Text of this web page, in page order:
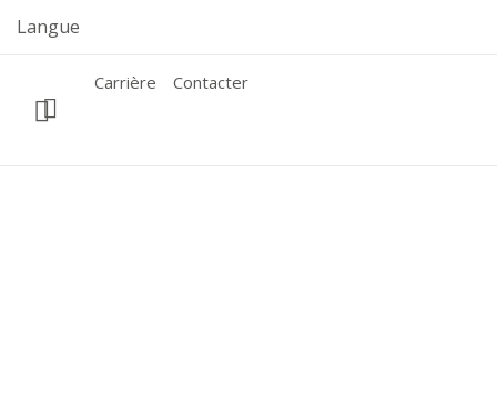
Langue
Carrière Contacter